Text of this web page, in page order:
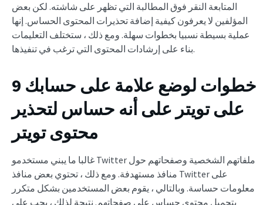
المتابعة النقر فوق المطالبة التي تظهر على شاشته. لكن بعض
المؤلفين لا يعرفون كيفية إضافة تحذيرات المحتوى الحساس. إنها
عملية بسيطة نسبيا بخطوات سهلة. ومع ذلك ، ستختلف التعليمات
بناء على إرشادات المحتوى التي ترغب في تنفيذها.
9 خطوات لوضع علامة على حسابك
على تويتر على أنه حساس لتحذير
محتوى تويتر
غالبا ما يبني مستخدمو Twitter ملفاتهم الشخصية وصفحاتهم حول
منافذ مستهدفة. ومع ذلك ، تحتوي بعض منافذ Twitter على
معلومات حساسة. وبالتالي ، يقوم بعض المستخدمين بشكل متكرر
بتحميل محتوى حساس على صفحاتهم. نتيجة لذلك ، يجب على